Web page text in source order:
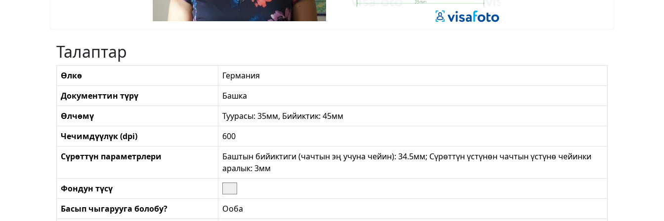
Талаптар
Өлкө
Германия
Документтин түрү
Башка
Өлчөмү
Туурасы: 35мм, Бийиктик: 45мм
Чечимдүүлүк (dpi)
600
Сүрөттүн параметрлери
Баштын бийиктиги (чачтын эң учуна чейин): 34.5мм; Сүрөттүн үстүнөн чачтын үстүнө чейинки
аралык: 3мм
Фондун түсү
Басып чыгарууга болобу?
Ооба